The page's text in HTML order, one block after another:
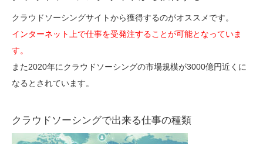
クラウドソーシングサイトから獲得するのがオススメです。
インターネット上で仕事を受発注することが可能となっていま
す。
また2020年にクラウドソーシングの市場規模が3000億円近くに
なるとされています。
クラウドソーシングで出来る仕事の種類